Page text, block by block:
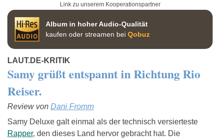
Link zu unserem Kooperationspartner
Album in hoher Audio-Qualität
kaufen oder streamen bei Qobuz
LAUT.DE-KRITIK
Samy grüßt entspannt in Richtung Rio
Reiser.
Review von Dani Fromm
Samy Deluxe galt einmal als der technisch versierteste
Rapper, den dieses Land hervor gebracht hat. Die